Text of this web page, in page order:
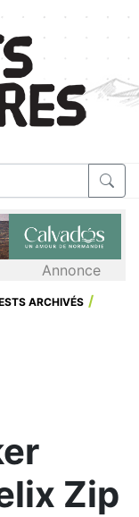
Annonce
ARCHIVÉS
Zip